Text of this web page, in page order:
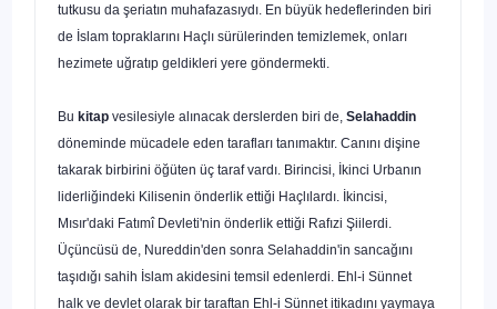
tutkusu da şeriatın muhafazasıydı. En büyük hedeflerinden biri
de İslam topraklarını Haçlı sürülerinden temizlemek, onları
hezimete uğratıp geldikleri yere göndermekti.
Bu kitap vesilesiyle alınacak derslerden biri de, Selahaddin
döneminde müca­dele eden tarafları tanımaktır. Canını dişine
takarak birbirini öğüten üç taraf vardı. Birincisi, İkinci Urbanın
liderliğindeki Kilisenin önderlik ettiği Haçlılardı. İkincisi,
Mısır'daki Fatımî Devleti'nin önderlik ettiği Rafızi Şiilerdi.
Üçüncüsü de, Nureddin'den sonra Selahaddin'in sancağını
taşıdığı sahih İslam akidesini temsil edenler­di. Ehl-i Sünnet
halk ve devlet olarak bir taraftan Ehl-i Sünnet itikadını yaymaya